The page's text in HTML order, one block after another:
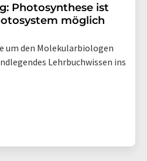
Photosynthese ist
möglich
um den Molekularbiologen
Lehrbuchwissen ins